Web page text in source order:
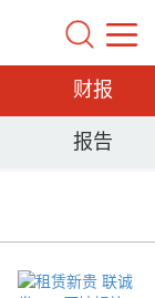
财报
报告